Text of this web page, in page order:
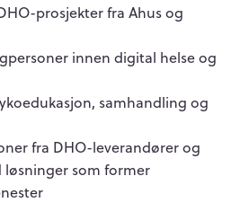
prosjekter fra Ahus og
innen digital helse og
samhandling og
fra DHO-leverandører og
som former